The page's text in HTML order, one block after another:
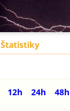
Štatistiky
12h 24h 48h